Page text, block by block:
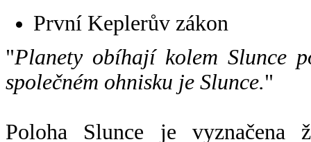
První Keplerův zákon
"Planety obíhají kolem Slunce
společném ohnisku je Slunce."
Poloha Slunce je vyznačena